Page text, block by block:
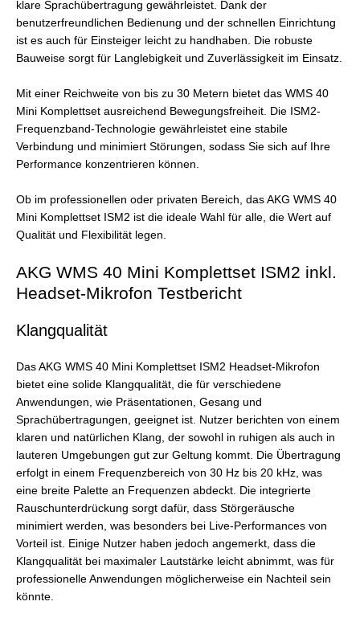
klare Sprachübertragung gewährleistet. Dank der
benutzerfreundlichen Bedienung und der schnellen Einrichtung
ist es auch für Einsteiger leicht zu handhaben. Die robuste
Bauweise sorgt für Langlebigkeit und Zuverlässigkeit im Einsatz.
Mit einer Reichweite von bis zu 30 Metern bietet das WMS 40
Mini Komplettset ausreichend Bewegungsfreiheit. Die ISM2-
Frequenzband-Technologie gewährleistet eine stabile
Verbindung und minimiert Störungen, sodass Sie sich auf Ihre
Performance konzentrieren können.
Ob im professionellen oder privaten Bereich, das AKG WMS 40
Mini Komplettset ISM2 ist die ideale Wahl für alle, die Wert auf
Qualität und Flexibilität legen.
AKG WMS 40 Mini Komplettset ISM2 inkl.
Headset-Mikrofon Testbericht
Klangqualität
Das AKG WMS 40 Mini Komplettset ISM2 Headset-Mikrofon
bietet eine solide Klangqualität, die für verschiedene
Anwendungen, wie Präsentationen, Gesang und
Sprachübertragungen, geeignet ist. Nutzer berichten von einem
klaren und natürlichen Klang, der sowohl in ruhigen als auch in
lauteren Umgebungen gut zur Geltung kommt. Die Übertragung
erfolgt in einem Frequenzbereich von 30 Hz bis 20 kHz, was
eine breite Palette an Frequenzen abdeckt. Die integrierte
Rauschunterdrückung sorgt dafür, dass Störgeräusche
minimiert werden, was besonders bei Live-Performances von
Vorteil ist. Einige Nutzer haben jedoch angemerkt, dass die
Klangqualität bei maximaler Lautstärke leicht abnimmt, was für
professionelle Anwendungen möglicherweise ein Nachteil sein
könnte.